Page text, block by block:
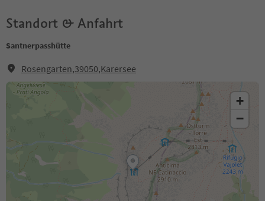
Standort & Anfahrt
Santnerpasshütte
Rosengarten,39050,Karersee
+
−